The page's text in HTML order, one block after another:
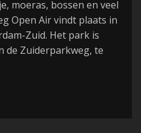
moeras, bossen en veel
Open Air vindt plaats in
Zuid. Het park is
de Zuiderparkweg, te